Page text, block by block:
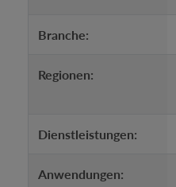
Branche:
Regionen:
Dienstleistungen:
Anwendungen: